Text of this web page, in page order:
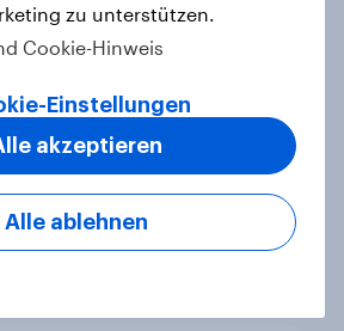
AfD liegt
Rot unter Druck:
so niedrig wie seit
mehr
zu unterstützen.
Cookie-Hinweis
Einstellungen
Alle ablehnen
akzeptieren